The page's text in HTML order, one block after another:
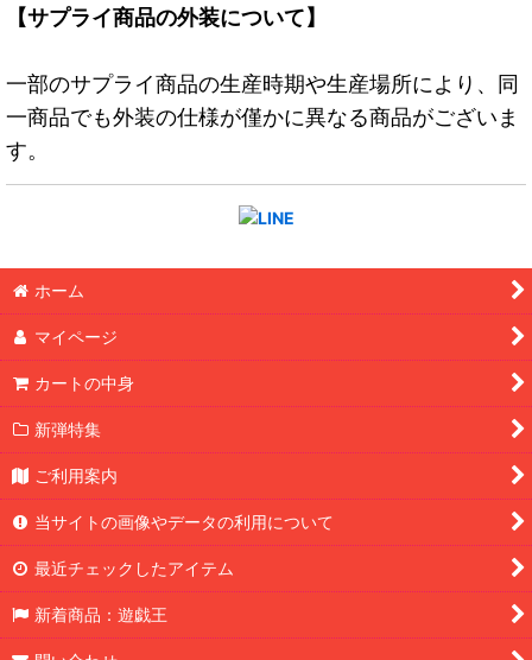
【サプライ商品の外装について】
一部のサプライ商品の生産時期や生産場所により、同
一商品でも外装の仕様が僅かに異なる商品がございま
す。
ホーム
マイページ
カートの中身
新弾特集
ご利用案内
当サイトの画像やデータの利用について
最近チェックしたアイテム
新着商品：遊戯王